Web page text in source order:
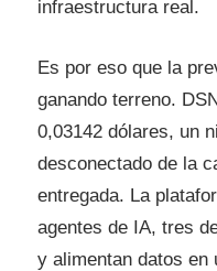
infraestructura real.
Es por eso que la
ganando terreno.
0,03142 dólares, un
desconectado de la
entregada. La
agentes de IA, tres
y alimentan datos en